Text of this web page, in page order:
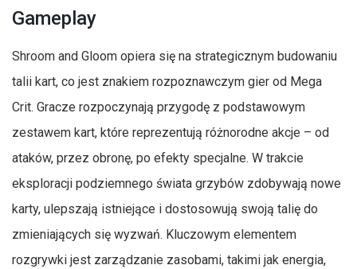
Gameplay
Shroom and Gloom opiera się na strategicznym budowaniu
talii kart, co jest znakiem rozpoznawczym gier od Mega
Crit. Gracze rozpoczynają przygodę z podstawowym
zestawem kart, które reprezentują różnorodne akcje – od
ataków, przez obronę, po efekty specjalne. W trakcie
eksploracji podziemnego świata grzybów zdobywają nowe
karty, ulepszają istniejące i dostosowują swoją talię do
zmieniających się wyzwań. Kluczowym elementem
rozgrywki jest zarządzanie zasobami, takimi jak energia,